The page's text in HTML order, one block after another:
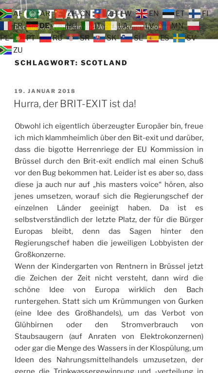
Zum
Inhalt
springen
TOP TEAM BLOG
Der tägliche Wahnsinn und Verschwörungstheorien
SCHLAGWORT: SCOTLAND
VERÖFFENTLICHT
AM
19. JANUAR 2018
Hurra, der BRIT-EXIT ist da!
Obwohl ich eigentlich überzeugter Europäer bin, freue
ich mich klammheimlich über den Bit-exit und darüber,
dass die bigotte Herrenriege der EU Kommission in
Brüssel durch den Brit-exit endlich mal einen Schuß
vor den Bug bekommen hat. Leider ist es aber so, dass
diese ja auch nur auf „his masters voice“ hören, also
jenes umsetzen, worauf sich die Regierungschef der
einzelnen Länder geeinigt haben. Da ist es
selbstverständlich der letzte Platz, der für die Bürger
Europas bleibt, denn das Sagen hinter den
Regierungschef haben die jeweiligen Lobbyisten der
Großkonzerne.
Wenn der Kindergarten von Rentnern in Brüssel jetzt
die Zeichen der Zeit nicht versteht, dann wird die
schöne Idee von Europa wirklich den Bach
runtergehen. Statt sich um Krümmungen von Gurken
(eine Idee des Großhandels), um das Verbot von
Glühbirnen oder den Stromverbrauch von
Staubsaugern (auf Anraten von Elektrokonzernen)
oder gar die Menge des Wassers in der Klospülung, um
Ideen des Nahrungsmittelhandels umzusetzen, der
AF AR ZH-CN ZH-TW EN ET
FI
FR
DE HU IT LA LV
MN
PL
PT RU SR SK SL ES
SV
ZU